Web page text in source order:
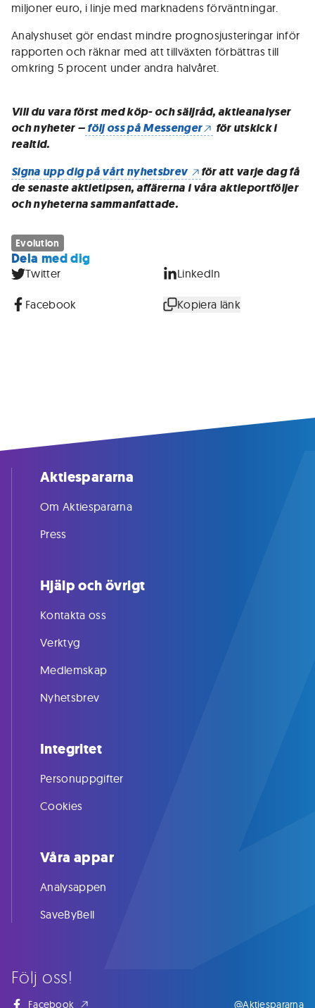
miljoner euro, i linje med marknadens förväntningar.
Analyshuset gör endast mindre prognosjusteringar inför
rapporten och räknar med att tillväxten förbättras till
omkring 5 procent under andra halvåret.
Vill du vara först med köp- och säljråd, aktieanalyser
och nyheter –följ oss på Messenger
för utskick i
realtid.
Signa upp dig på vårt nyhetsbrev
för att varje dag få
de senaste aktietipsen, affärerna i våra aktieportföljer
och nyheterna sammanfattade.
Evolution
Dela med dig
Twitter LinkedIn
Facebook Kopiera länk
Följ oss!
Facebook @Aktiespararna
Aktiespararna
Om Aktiespararna
Press
Hjälp och övrigt
Kontakta oss
Verktyg
Medlemskap
Nyhetsbrev
Integritet
Personuppgifter
Cookies
Våra appar
Analysappen
SaveByBell